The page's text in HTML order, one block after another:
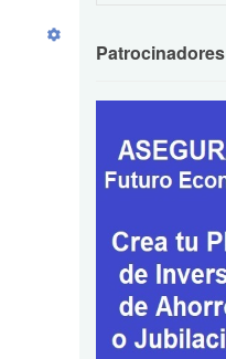
Patrocinadores